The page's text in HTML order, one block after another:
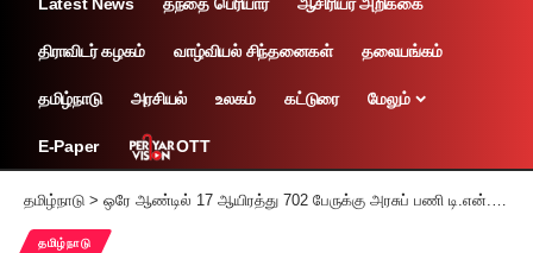
Latest News தந்தை பெரியார் ஆசிரியர் அறிக்கை
திராவிடர் கழகம் வாழ்வியல் சிந்தனைகள் தலையங்கம்
தமிழ்நாடு அரசியல் உலகம் கட்டுரை மேலும்
E-Paper OTT
தமிழ்நாடு > ஒரே ஆண்டில் 17 ஆயிரத்து 702 பேருக்கு அரசுப் பணி டி.என்.பி.எஸ்.சி. தகவல்
தமிழ்நாடு